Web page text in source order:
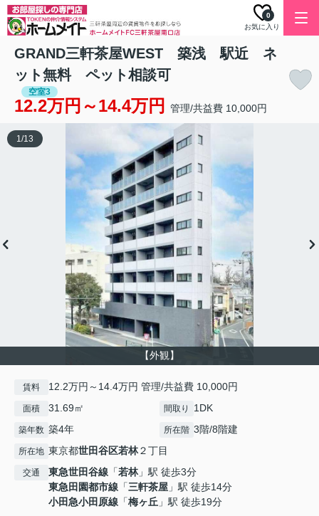
お気に入り
0
GRAND三軒茶屋WEST 築浅 駅近 ネ
ット無料 ペット相談可
空室3
12.2万円～14.4万円 管理/共益費 10,000円
【外観】
1/13
賃料 12.2万円～14.4万円 管理/共益費 10,000円
面積 31.69㎡ 間取り 1DK
築年数 築4年 所在階 3階/8階建
所在地 東京都世田谷区若林２丁目
交通 東急世田谷線 「若林」駅 徒歩3分
東急田園都市線 「三軒茶屋 」駅 徒歩14分
小田急小田原線 「梅ヶ丘 」駅 徒歩19分